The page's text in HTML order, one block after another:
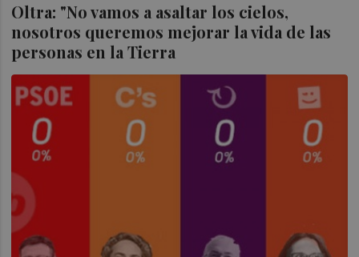
Oltra: "No vamos a asaltar los cielos,
nosotros queremos mejorar la vida de las
personas en la Tierra